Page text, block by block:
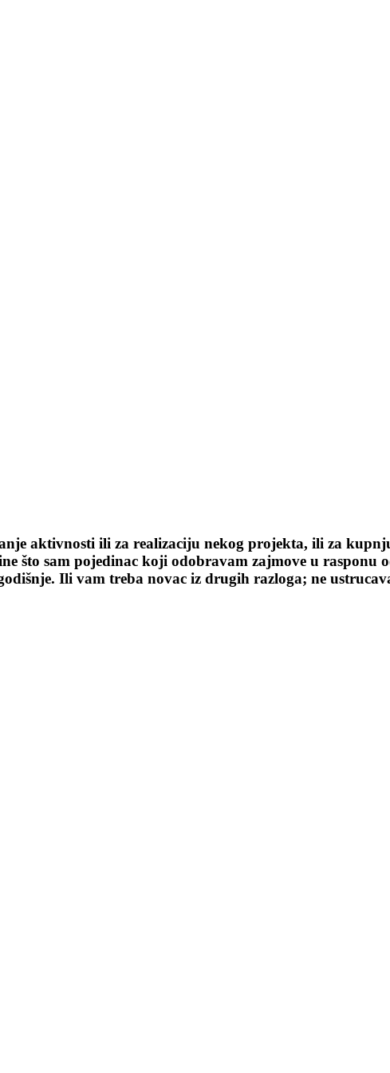
aktivnosti ili za realizaciju nekog projekta, ili za
što sam pojedinac koji odobravam zajmove u
Ili vam treba novac iz drugih razloga; ne